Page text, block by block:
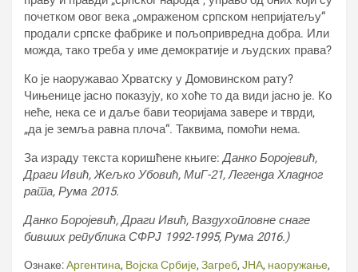
почетком овог века „омраженом српском непријатељу“
продали српске фабрике и пољопривредна добра. Или
можда, тако треба у име демократије и људских права?
Ко је наоружавао Хрватску у Домовинском рату?
Чињенице јасно показују, ко хоће то да види јасно је. Ко
неће, нека се и даље бави теоријама завере и тврди,
„да је земља равна плоча“. Таквима, помоћи нема.
За израду текста коришћене књиге: Данко Боројевић,
Драги Ивић, Жељко Убовић, МиГ-21, Легенда Хладног
рата, Рума 2015.
Данко Боројевић, Драги Ивић, Ваздухопловне снаге
бивших република СФРЈ 1992-1995, Рума 2016.)
Ознаке:Аргентина, Војска Србије, Загреб, ЈНА, наоружање,